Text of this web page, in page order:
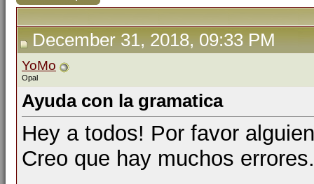
December 31, 2018, 09:33 PM
YoMo
Opal
Ayuda con la gramatica
Hey a todos! Por favor
Creo que hay muchos